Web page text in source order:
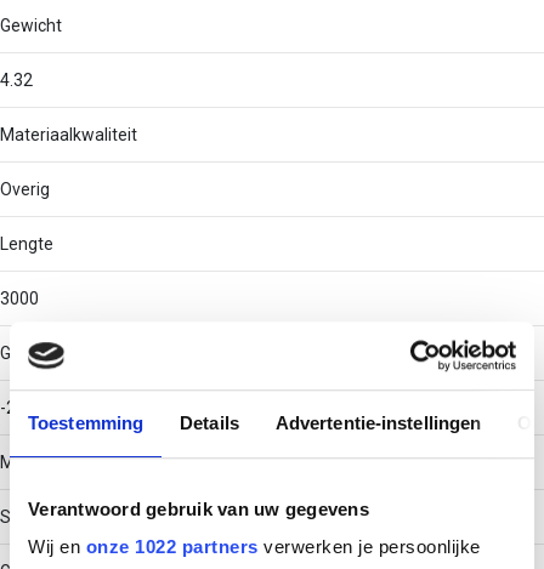
Toestemming Details Advertentie-instellingen
Verantwoord gebruik van uw gegevens
Wij en onze 1022 partners verwerken je persoonlijke
Gewicht
4.32
Materiaalkwaliteit
Overig
Lengte
3000
Gebruikstemperatuur
-20 - 120
Materiaal
Staal